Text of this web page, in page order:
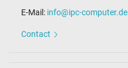
E-Mail: info@ipc-computer.de
Contact